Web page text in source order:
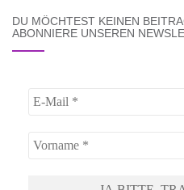
DU MÖCHTEST KEINEN
ABONNIERE UNSEREN